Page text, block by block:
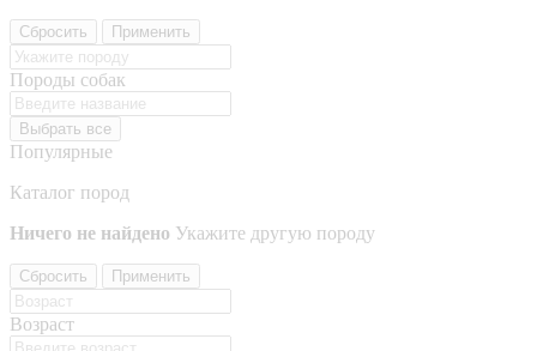
Сбросить Применить
Породы собак
Выбрать все
Популярные
Каталог пород
Ничего не найдено Укажите другую породу
Сбросить Применить
Возраст